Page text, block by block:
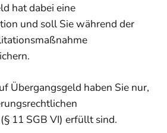
hat dabei eine
und soll Sie während der
Übergangsgeld haben Sie nur,
11 SGB VI) erfüllt sind.